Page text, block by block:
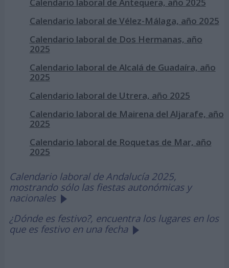
Calendario laboral de Vélez-Málaga, año 2025
Calendario laboral de Dos Hermanas, año
2025
Calendario laboral de Alcalá de Guadaíra, año
2025
Calendario laboral de Utrera, año 2025
Calendario laboral de Mairena del Aljarafe, año
2025
Calendario laboral de Roquetas de Mar, año
2025
Calendario laboral de Andalucía 2025,
mostrando sólo las fiestas autonómicas y
nacionales
¿Dónde es festivo?, encuentra los lugares en los
que es festivo en una fecha